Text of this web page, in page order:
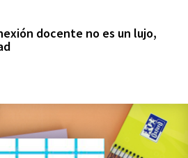
docente no es un lujo,